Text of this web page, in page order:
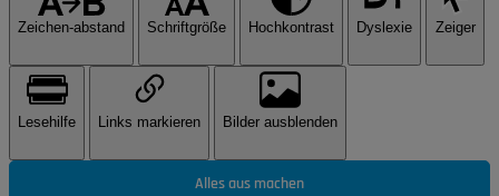
Zeichen-abstand Schriftgröße Hochkontrast Dyslexie Zeiger
Lesehilfe Links markieren Bilder ausblenden
Alles aus machen